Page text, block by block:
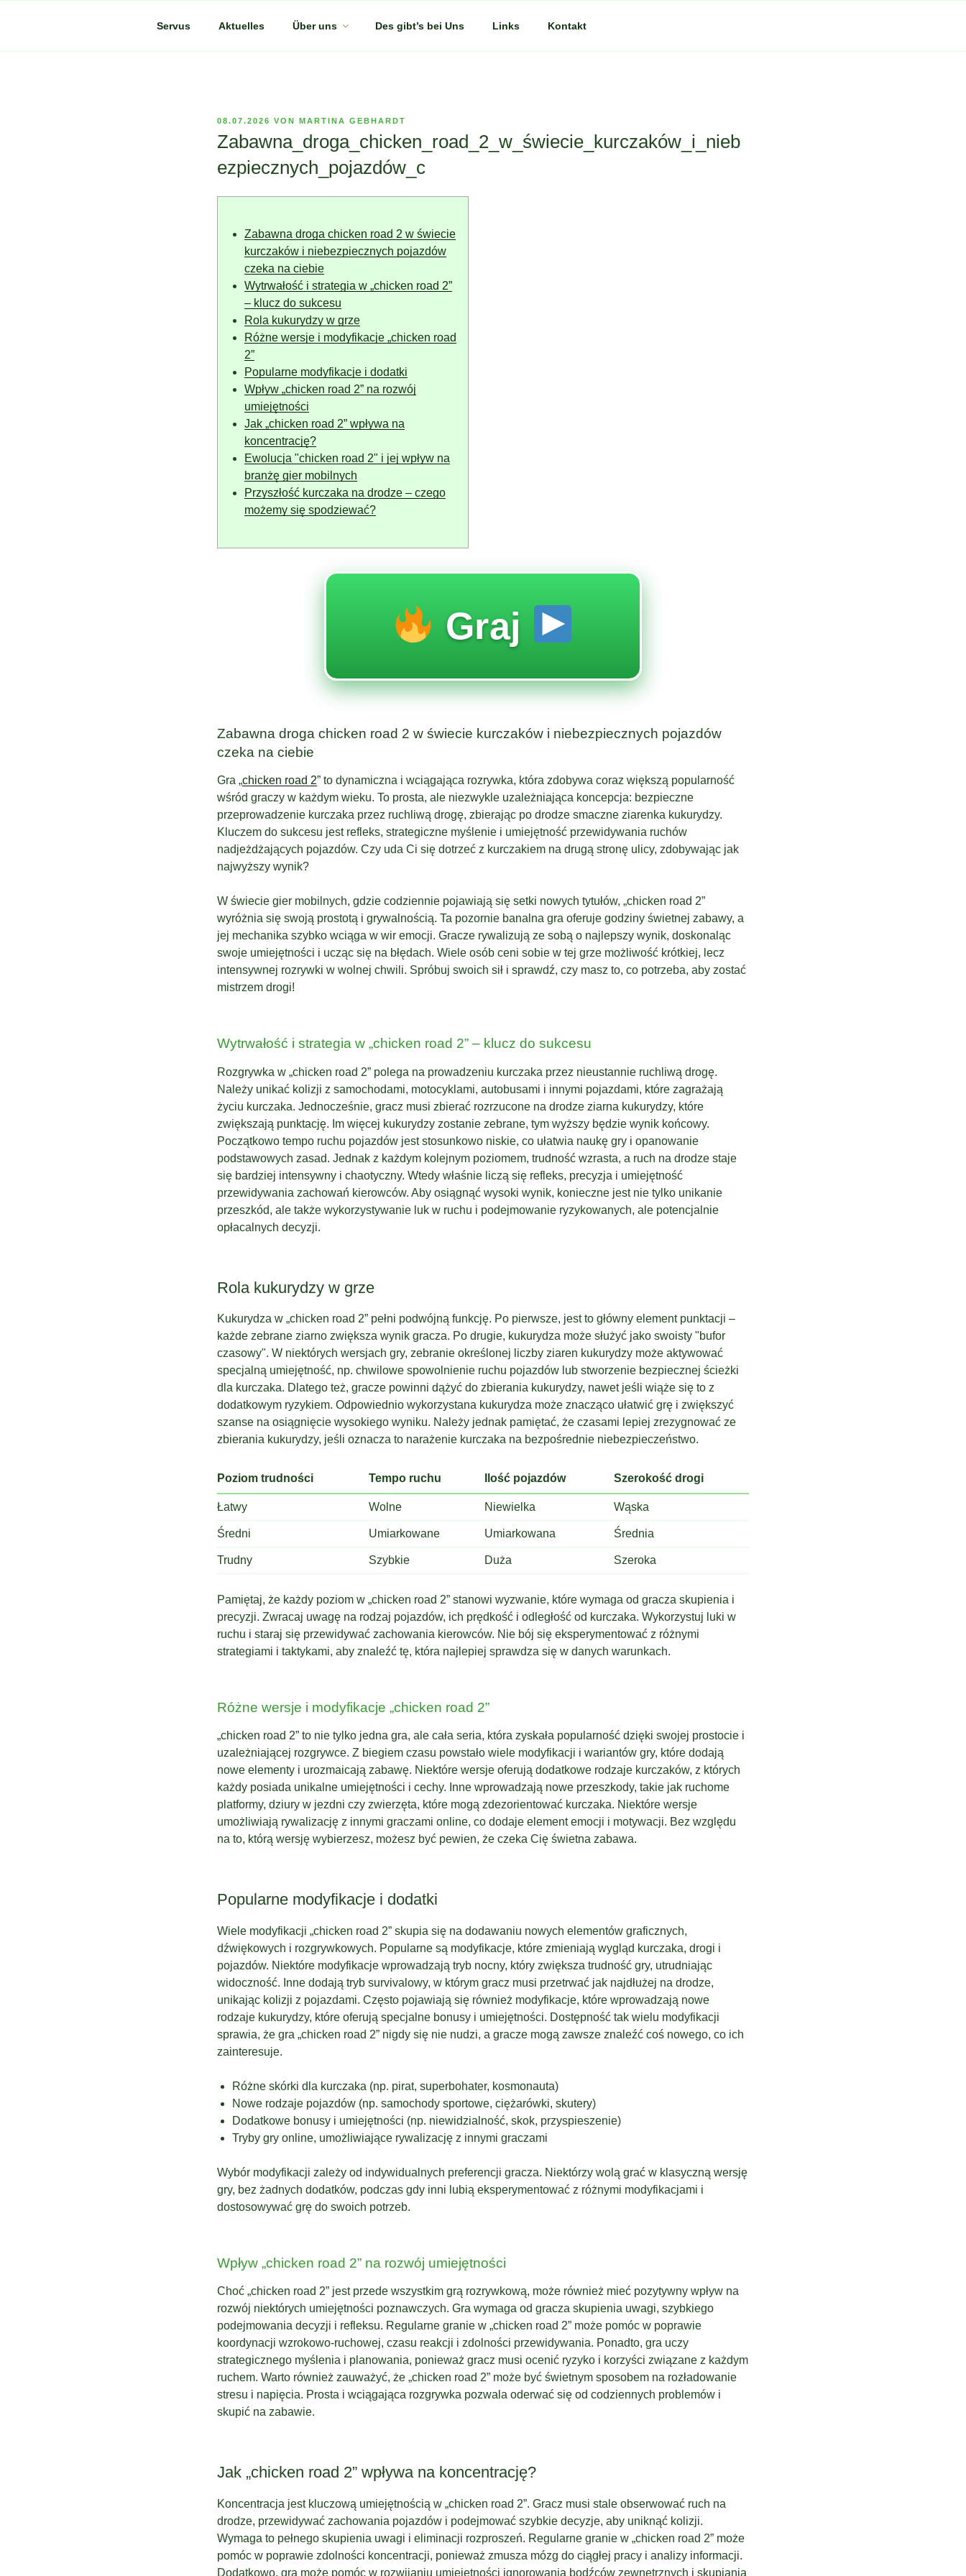
Servus Aktuelles Über uns Des gibt’s bei Uns Links Kontakt
VERÖFFENTLICHT
08.07.2026 VON MARTINA GEBHARDT
Zabawna_droga_chicken_road_2_w_świecie_kurczaków_i_nieb
ezpiecznych_pojazdów_c
Zabawna droga chicken road 2 w świecie
kurczaków i niebezpiecznych pojazdów
czeka na ciebie
Wytrwałość i strategia w „chicken road 2”
– klucz do sukcesu
Rola kukurydzy w grze
Różne wersje i modyfikacje „chicken road
2”
Popularne modyfikacje i dodatki
Wpływ „chicken road 2” na rozwój
umiejętności
Jak „chicken road 2” wpływa na
koncentrację?
Ewolucja "chicken road 2" i jej wpływ na
branżę gier mobilnych
Przyszłość kurczaka na drodze – czego
możemy się spodziewać?
Graj
Zabawna droga chicken road 2 w świecie kurczaków i niebezpiecznych pojazdów
czeka na ciebie
Gra „chicken road 2” to dynamiczna i wciągająca rozrywka, która zdobywa coraz większą popularność
wśród graczy w każdym wieku. To prosta, ale niezwykle uzależniająca koncepcja: bezpieczne
przeprowadzenie kurczaka przez ruchliwą drogę, zbierając po drodze smaczne ziarenka kukurydzy.
Kluczem do sukcesu jest refleks, strategiczne myślenie i umiejętność przewidywania ruchów
nadjeżdżających pojazdów. Czy uda Ci się dotrzeć z kurczakiem na drugą stronę ulicy, zdobywając jak
najwyższy wynik?
W świecie gier mobilnych, gdzie codziennie pojawiają się setki nowych tytułów, „chicken road 2”
wyróżnia się swoją prostotą i grywalnością. Ta pozornie banalna gra oferuje godziny świetnej zabawy, a
jej mechanika szybko wciąga w wir emocji. Gracze rywalizują ze sobą o najlepszy wynik, doskonaląc
swoje umiejętności i ucząc się na błędach. Wiele osób ceni sobie w tej grze możliwość krótkiej, lecz
intensywnej rozrywki w wolnej chwili. Spróbuj swoich sił i sprawdź, czy masz to, co potrzeba, aby zostać
mistrzem drogi!
Wytrwałość i strategia w „chicken road 2” – klucz do sukcesu
Rozgrywka w „chicken road 2” polega na prowadzeniu kurczaka przez nieustannie ruchliwą drogę.
Należy unikać kolizji z samochodami, motocyklami, autobusami i innymi pojazdami, które zagrażają
życiu kurczaka. Jednocześnie, gracz musi zbierać rozrzucone na drodze ziarna kukurydzy, które
zwiększają punktację. Im więcej kukurydzy zostanie zebrane, tym wyższy będzie wynik końcowy.
Początkowo tempo ruchu pojazdów jest stosunkowo niskie, co ułatwia naukę gry i opanowanie
podstawowych zasad. Jednak z każdym kolejnym poziomem, trudność wzrasta, a ruch na drodze staje
się bardziej intensywny i chaotyczny. Wtedy właśnie liczą się refleks, precyzja i umiejętność
przewidywania zachowań kierowców. Aby osiągnąć wysoki wynik, konieczne jest nie tylko unikanie
przeszkód, ale także wykorzystywanie luk w ruchu i podejmowanie ryzykowanych, ale potencjalnie
opłacalnych decyzji.
Rola kukurydzy w grze
Kukurydza w „chicken road 2” pełni podwójną funkcję. Po pierwsze, jest to główny element punktacji –
każde zebrane ziarno zwiększa wynik gracza. Po drugie, kukurydza może służyć jako swoisty "bufor
czasowy". W niektórych wersjach gry, zebranie określonej liczby ziaren kukurydzy może aktywować
specjalną umiejętność, np. chwilowe spowolnienie ruchu pojazdów lub stworzenie bezpiecznej ścieżki
dla kurczaka. Dlatego też, gracze powinni dążyć do zbierania kukurydzy, nawet jeśli wiąże się to z
dodatkowym ryzykiem. Odpowiednio wykorzystana kukurydza może znacząco ułatwić grę i zwiększyć
szanse na osiągnięcie wysokiego wyniku. Należy jednak pamiętać, że czasami lepiej zrezygnować ze
zbierania kukurydzy, jeśli oznacza to narażenie kurczaka na bezpośrednie niebezpieczeństwo.
Poziom trudności Tempo ruchu Ilość pojazdów Szerokość drogi
Łatwy Wolne Niewielka Wąska
Średni Umiarkowane Umiarkowana Średnia
Trudny Szybkie Duża Szeroka
Pamiętaj, że każdy poziom w „chicken road 2” stanowi wyzwanie, które wymaga od gracza skupienia i
precyzji. Zwracaj uwagę na rodzaj pojazdów, ich prędkość i odległość od kurczaka. Wykorzystuj luki w
ruchu i staraj się przewidywać zachowania kierowców. Nie bój się eksperymentować z różnymi
strategiami i taktykami, aby znaleźć tę, która najlepiej sprawdza się w danych warunkach.
Różne wersje i modyfikacje „chicken road 2”
„chicken road 2” to nie tylko jedna gra, ale cała seria, która zyskała popularność dzięki swojej prostocie i
uzależniającej rozgrywce. Z biegiem czasu powstało wiele modyfikacji i wariantów gry, które dodają
nowe elementy i urozmaicają zabawę. Niektóre wersje oferują dodatkowe rodzaje kurczaków, z których
każdy posiada unikalne umiejętności i cechy. Inne wprowadzają nowe przeszkody, takie jak ruchome
platformy, dziury w jezdni czy zwierzęta, które mogą zdezorientować kurczaka. Niektóre wersje
umożliwiają rywalizację z innymi graczami online, co dodaje element emocji i motywacji. Bez względu
na to, którą wersję wybierzesz, możesz być pewien, że czeka Cię świetna zabawa.
Popularne modyfikacje i dodatki
Wiele modyfikacji „chicken road 2” skupia się na dodawaniu nowych elementów graficznych,
dźwiękowych i rozgrywkowych. Popularne są modyfikacje, które zmieniają wygląd kurczaka, drogi i
pojazdów. Niektóre modyfikacje wprowadzają tryb nocny, który zwiększa trudność gry, utrudniając
widoczność. Inne dodają tryb survivalowy, w którym gracz musi przetrwać jak najdłużej na drodze,
unikając kolizji z pojazdami. Często pojawiają się również modyfikacje, które wprowadzają nowe
rodzaje kukurydzy, które oferują specjalne bonusy i umiejętności. Dostępność tak wielu modyfikacji
sprawia, że gra „chicken road 2” nigdy się nie nudzi, a gracze mogą zawsze znaleźć coś nowego, co ich
zainteresuje.
Różne skórki dla kurczaka (np. pirat, superbohater, kosmonauta)
Nowe rodzaje pojazdów (np. samochody sportowe, ciężarówki, skutery)
Dodatkowe bonusy i umiejętności (np. niewidzialność, skok, przyspieszenie)
Tryby gry online, umożliwiające rywalizację z innymi graczami
Wybór modyfikacji zależy od indywidualnych preferencji gracza. Niektórzy wolą grać w klasyczną wersję
gry, bez żadnych dodatków, podczas gdy inni lubią eksperymentować z różnymi modyfikacjami i
dostosowywać grę do swoich potrzeb.
Wpływ „chicken road 2” na rozwój umiejętności
Choć „chicken road 2” jest przede wszystkim grą rozrywkową, może również mieć pozytywny wpływ na
rozwój niektórych umiejętności poznawczych. Gra wymaga od gracza skupienia uwagi, szybkiego
podejmowania decyzji i refleksu. Regularne granie w „chicken road 2” może pomóc w poprawie
koordynacji wzrokowo-ruchowej, czasu reakcji i zdolności przewidywania. Ponadto, gra uczy
strategicznego myślenia i planowania, ponieważ gracz musi ocenić ryzyko i korzyści związane z każdym
ruchem. Warto również zauważyć, że „chicken road 2” może być świetnym sposobem na rozładowanie
stresu i napięcia. Prosta i wciągająca rozgrywka pozwala oderwać się od codziennych problemów i
skupić na zabawie.
Jak „chicken road 2” wpływa na koncentrację?
Koncentracja jest kluczową umiejętnością w „chicken road 2”. Gracz musi stale obserwować ruch na
drodze, przewidywać zachowania pojazdów i podejmować szybkie decyzje, aby uniknąć kolizji.
Wymaga to pełnego skupienia uwagi i eliminacji rozproszeń. Regularne granie w „chicken road 2” może
pomóc w poprawie zdolności koncentracji, ponieważ zmusza mózg do ciągłej pracy i analizy informacji.
Dodatkowo, gra może pomóc w rozwijaniu umiejętności ignorowania bodźców zewnętrznych i skupiania